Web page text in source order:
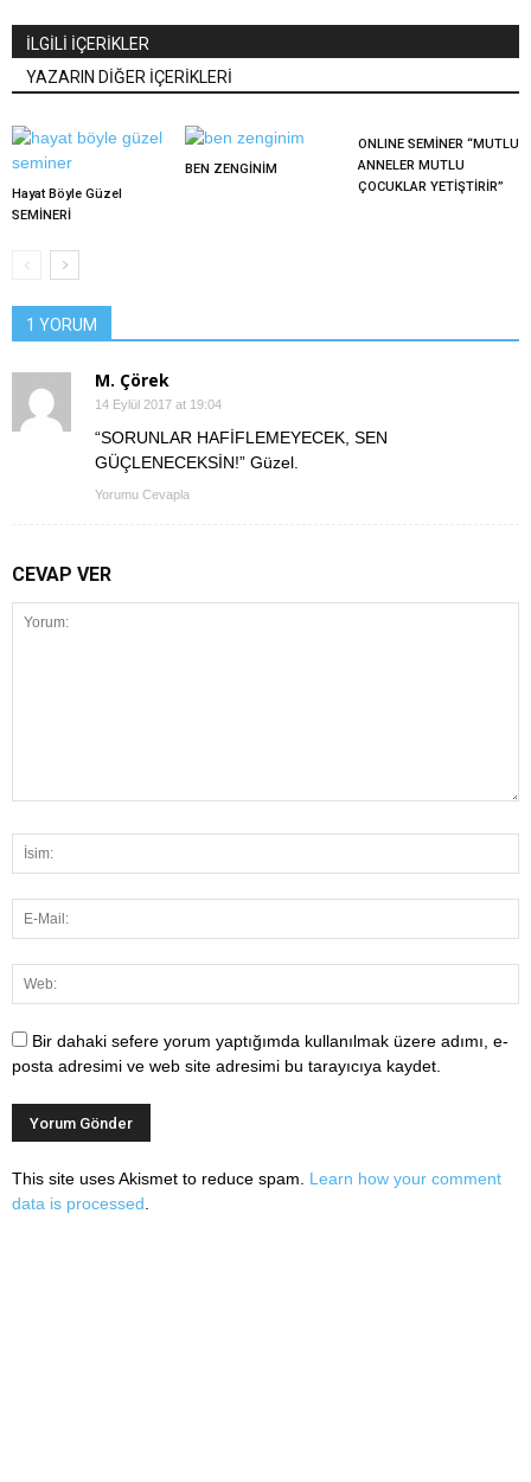
İLGİLİ İÇERİKLER
YAZARIN DİĞER İÇERİKLERİ
Hayat Böyle Güzel
SEMİNERİ
BEN ZENGİNİM
ONLINE SEMİNER “MUTLU
ANNELER MUTLU
ÇOCUKLAR YETİŞTİRİR”
1 YORUM
M. Çörek
14 Eylül 2017 at 19:04
“SORUNLAR HAFİFLEMEYECEK, SEN
GÜÇLENECEKSİN!” Güzel.
Yorumu Cevapla
CEVAP VER
Bir dahaki sefere yorum yaptığımda kullanılmak üzere adımı, e-
posta adresimi ve web site adresimi bu tarayıcıya kaydet.
This site uses Akismet to reduce spam. Learn how your comment
data is processed